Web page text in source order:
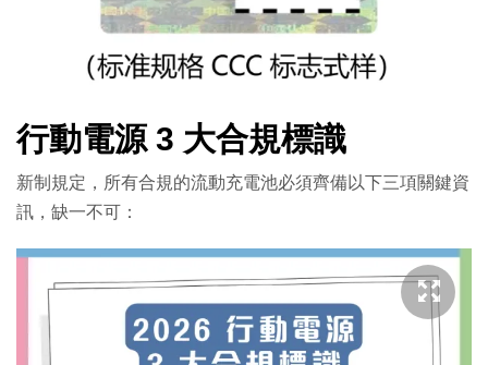
行動電源 3 大合規標識
新制規定，所有合規的流動充電池必須齊備以下三項關鍵資
訊，缺一不可：